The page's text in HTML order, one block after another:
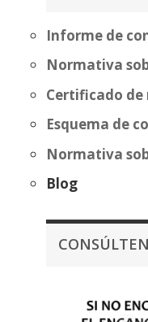
Informe de
Normativa
Certificado
Esquema de
Normativa
Blog